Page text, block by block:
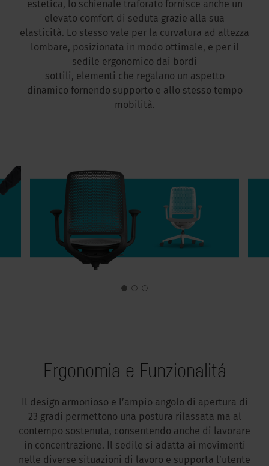
estetica, lo schienale traforato fornisce anche un
elevato comfort di seduta grazie alla sua
elasticità. Lo stesso vale per la curvatura ad altezza
lombare, posizionata in modo ottimale, e per il
sedile ergonomico dai bordi
sottili, elementi che regalano un aspetto
dinamico fornendo supporto e allo stesso tempo
mobilità.
Ergonomia e Funzionalitá
Il design armonioso e l’ampio angolo di apertura di
23 gradi permettono una postura rilassata ma al
contempo sostenuta, consentendo anche di lavorare
in concentrazione. Il sedile si adatta ai movimenti
nelle diverse situazioni di lavoro e supporta l’utente